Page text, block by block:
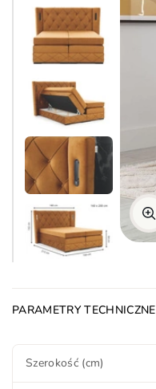
PARAMETRY TECHNICZNE
Szerokość (cm)